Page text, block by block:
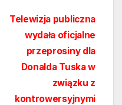
Telewizja publiczna
wydała oficjalne
przeprosiny dla
Donalda Tuska w
związku z
kontrowersyjnymi